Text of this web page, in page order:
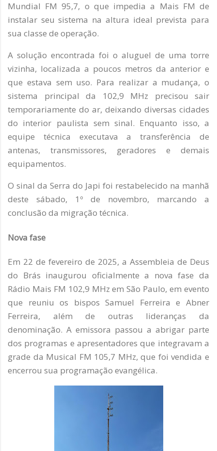
Mundial FM 95,7, o que impedia a Mais FM de
instalar seu sistema na altura ideal prevista para
sua classe de operação.
A solução encontrada foi o aluguel de uma torre
vizinha, localizada a poucos metros da anterior e
que estava sem uso. Para realizar a mudança, o
sistema principal da 102,9 MHz precisou sair
temporariamente do ar, deixando diversas cidades
do interior paulista sem sinal. Enquanto isso, a
equipe técnica executava a transferência de
antenas, transmissores, geradores e demais
equipamentos.
O sinal da Serra do Japi foi restabelecido na manhã
deste sábado, 1º de novembro, marcando a
conclusão da migração técnica.
Nova fase
Em 22 de fevereiro de 2025, a Assembleia de Deus
do Brás inaugurou oficialmente a nova fase da
Rádio Mais FM 102,9 MHz em São Paulo, em evento
que reuniu os bispos Samuel Ferreira e Abner
Ferreira, além de outras lideranças da
denominação. A emissora passou a abrigar parte
dos programas e apresentadores que integravam a
grade da Musical FM 105,7 MHz, que foi vendida e
encerrou sua programação evangélica.